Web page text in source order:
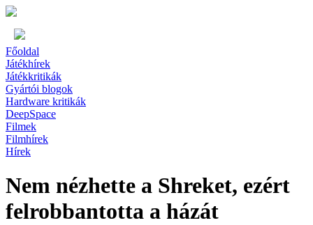
Főoldal
Játékhírek
Játékkritikák
Gyártói blogok
Hardware kritikák
DeepSpace
Filmek
Filmhírek
Hírek
Nem nézhette a Shreket, ezért
felrobbantotta a házát